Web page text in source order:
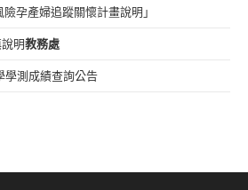
孕產婦追蹤關懷計畫說明」
明教務處
學測成績查詢公告